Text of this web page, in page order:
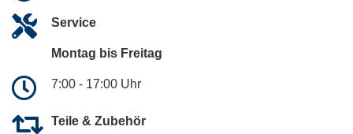
Service
Montag bis Freitag
7:00 - 17:00 Uhr
Teile & Zubehör